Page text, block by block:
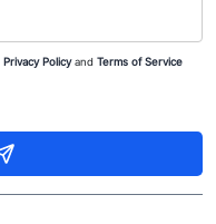
Privacy Policyand Terms of Service